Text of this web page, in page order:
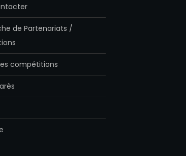
de Partenariats /
compétitions